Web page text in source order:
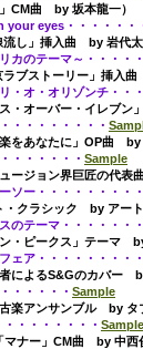
」CM曲 by 坂本龍一）
your eyes・・・・・・
流し」挿入曲 by 岩代太
カのテーマ～・・・・
ラブストーリー」挿入
・オ・オリゾンチ・・
・オーバー・イレブン
・・・・・・・・
をあなたに」OP曲 by
・・・・・・ Sample
ュージョン界巨匠の代表
ソー・・・・・・・・・
・クラシック by アート
のテーマ・・・・・・
ン・ピークス」テーマ
ェア・・・・・・・・・
者によるS&Gのカバー
・・・・・ Sample
古楽アンサンブル by タ
・・・・・・・ Sample
マナー」CM曲 by 中西